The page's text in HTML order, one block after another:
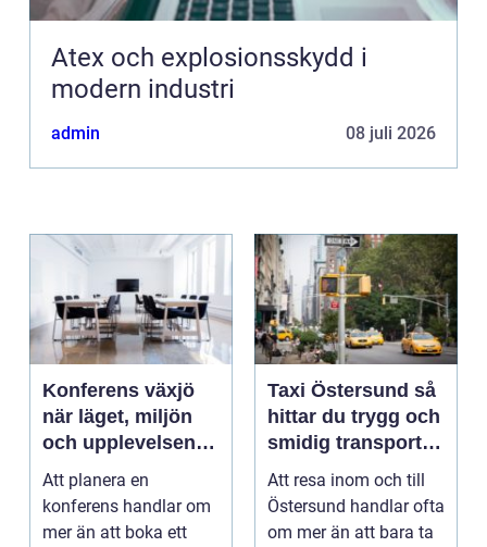
Atex och explosionsskydd i
modern industri
admin 08 juli 2026
Konferens växjö
när läget, miljön
och upplevelsen
gör skillnad
Att planera en
konferens handlar om
mer än att boka ett
Taxi Östersund så
hittar du trygg och
smidig transport
året runt
Att resa inom och till
Östersund handlar ofta
om mer än att bara ta